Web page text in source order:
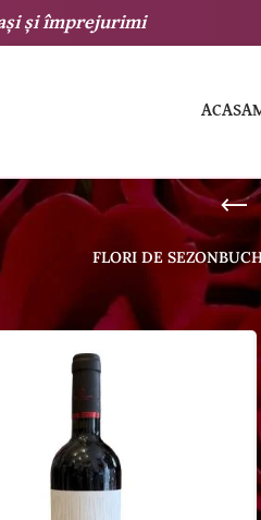
și împrejurimi
ACASA
FLORI DE SEZON